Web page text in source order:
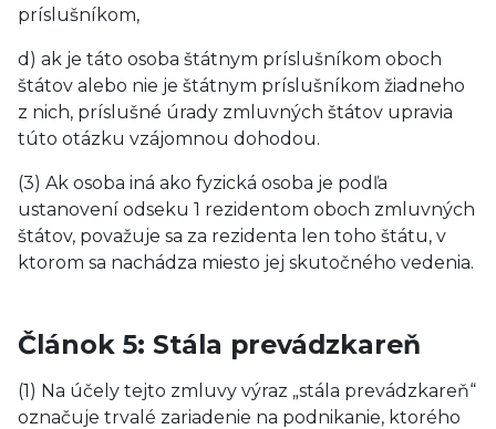
príslušníkom,
d) ak je táto osoba štátnym príslušníkom oboch
štátov alebo nie je štátnym príslušníkom žiadneho
z nich, príslušné úrady zmluvných štátov upravia
túto otázku vzájomnou dohodou.
(3) Ak osoba iná ako fyzická osoba je podľa
ustanovení odseku 1 rezidentom oboch zmluvných
štátov, považuje sa za rezidenta len toho štátu, v
ktorom sa nachádza miesto jej skutočného vedenia.
Článok 5: Stála prevádzkareň
(1) Na účely tejto zmluvy výraz „stála prevádzkareň“
označuje trvalé zariadenie na podnikanie, ktorého